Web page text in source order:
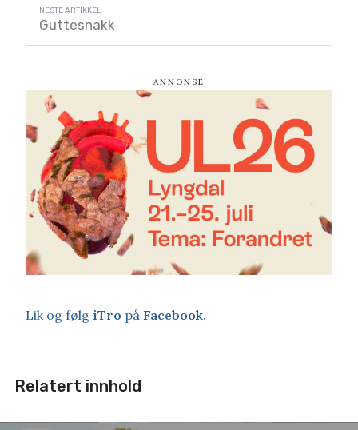
Guttesnakk
Lik og følg iTro på Facebook.
Relatert innhold